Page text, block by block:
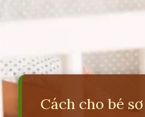
Cách cho bé